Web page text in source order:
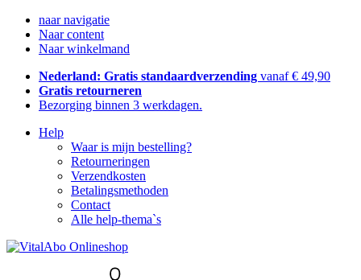
naar navigatie
Naar content
Naar winkelmand
Nederland: Gratis standaardverzending vanaf € 49,90
Gratis retourneren
Bezorging binnen 3 werkdagen.
Help
Waar is mijn bestelling?
Retourneringen
Verzendkosten
Betalingsmethoden
Contact
Alle help-thema`s